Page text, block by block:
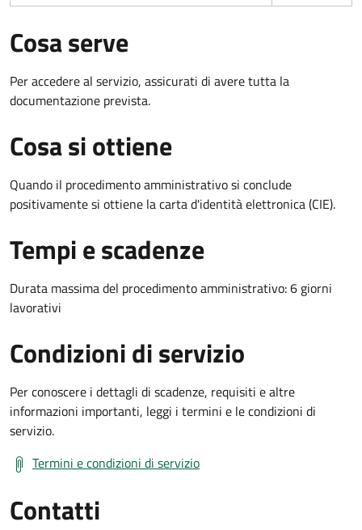
Cosa serve
Per accedere al servizio, assicurati di avere tutta la
documentazione prevista.
Cosa si ottiene
Quando il procedimento amministrativo si conclude
positivamente si ottiene la carta d'identità elettronica (CIE).
Tempi e scadenze
Durata massima del procedimento amministrativo: 6 giorni
lavorativi
Condizioni di servizio
Per conoscere i dettagli di scadenze, requisiti e altre
informazioni importanti, leggi i termini e le condizioni di
servizio.
Termini e condizioni di servizio
Contatti